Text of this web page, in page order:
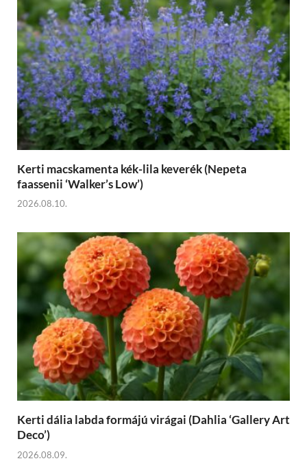
Kerti macskamenta kék-lila keverék (Nepeta
faassenii ‘Walker’s Low’)
2026.08.10.
Kerti dália labda formájú virágai (Dahlia ‘Gallery Art
Deco’)
2026.08.09.